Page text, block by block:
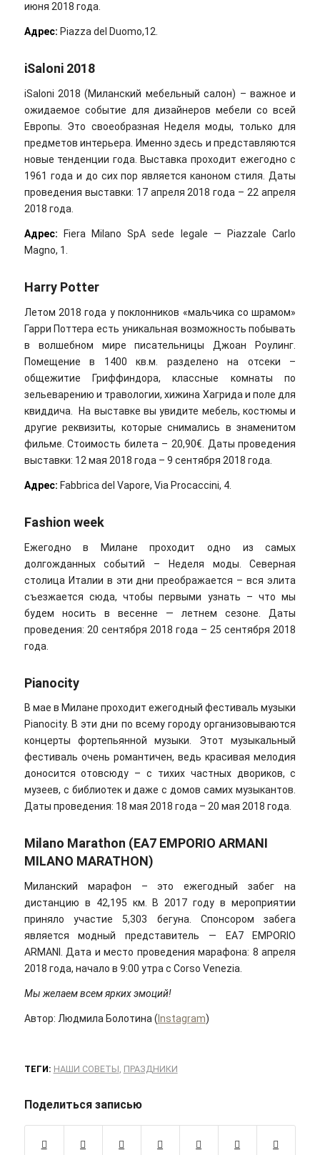
июня 2018 года.
Адрес: Piazza del Duomo,12.
iSaloni 2018
iSaloni 2018 (Миланский мебельный салон) – важное и
ожидаемое событие для дизайнеров мебели со всей
Европы. Это своеобразная Неделя моды, только для
предметов интерьера. Именно здесь и представляются
новые тенденции года. Выставка проходит ежегодно с
1961 года и до сих пор является каноном стиля. Даты
проведения выставки: 17 апреля 2018 года – 22 апреля
2018 года.
Адрес: Fiera Milano SpA sede legale — Рiazzale Carlo
Magno, 1.
Harry Potter
Летом 2018 года у поклонников «мальчика со шрамом»
Гарри Поттера есть уникальная возможность побывать
в волшебном мире писательницы Джоан Роулинг.
Помещение в 1400 кв.м. разделено на отсеки –
общежитие Гриффиндора, классные комнаты по
зельеварению и травологии, хижина Хагрида и поле для
квиддича. На выставке вы увидите мебель, костюмы и
другие реквизиты, которые снимались в знаменитом
фильме. Стоимость билета – 20,90€. Даты проведения
выставки: 12 мая 2018 года – 9 сентября 2018 года.
Адрес: Fabbrica del Vapore, Via Procaccini, 4.
Fashion week
Ежегодно в Милане проходит одно из самых
долгожданных событий – Неделя моды. Северная
столица Италии в эти дни преображается – вся элита
съезжается сюда, чтобы первыми узнать – что мы
будем носить в весенне — летнем сезоне. Даты
проведения: 20 сентября 2018 года – 25 сентября 2018
года.
Pianocity
В мае в Милане проходит ежегодный фестиваль музыки
Pianocity. В эти дни по всему городу организовываются
концерты фортепьянной музыки. Этот музыкальный
фестиваль очень романтичен, ведь красивая мелодия
доносится отовсюду – с тихих частных двориков, с
музеев, с библиотек и даже с домов самих музыкантов.
Даты проведения: 18 мая 2018 года – 20 мая 2018 года.
Milano Marathon (EA7 EMPORIO ARMANI
MILANO MARATHON)
Миланский марафон – это ежегодный забег на
дистанцию в 42,195 км. В 2017 году в мероприятии
приняло участие 5,303 бегуна. Спонсором забега
является модный представитель — EA7 EMPORIO
ARMANI. Дата и место проведения марафона: 8 апреля
2018 года, начало в 9:00 утра с Corso Venezia.
Мы желаем всем ярких эмоций!
Автор: Людмила Болотина ( Instagram)
ТЕГИ: НАШИ СОВЕТЫ, ПРАЗДНИКИ
Поделиться записью